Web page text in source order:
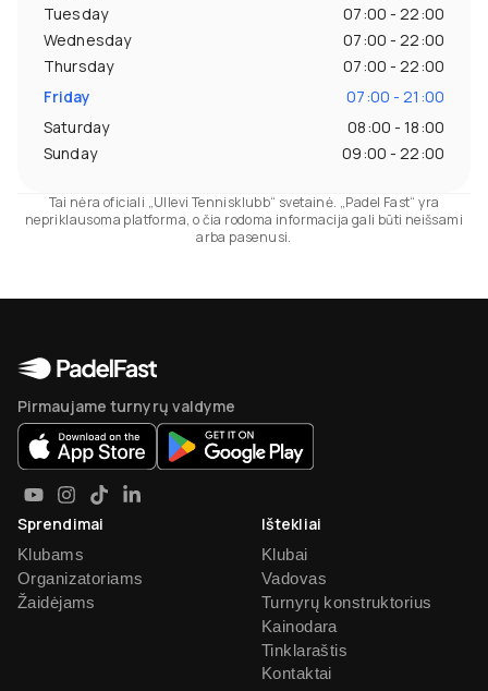
Tuesday
07:00 - 22:00
Wednesday
07:00 - 22:00
Thursday
07:00 - 22:00
Friday
07:00 - 21:00
Saturday
08:00 - 18:00
Sunday
09:00 - 22:00
Tai nėra oficiali „Ullevi Tennisklubb“ svetainė. „Padel Fast“ yra
nepriklausoma platforma, o čia rodoma informacija gali būti neišsami
arba pasenusi.
Pirmaujame turnyrų valdyme
Sprendimai
Klubams
Organizatoriams
Žaidėjams
Ištekliai
Klubai
Vadovas
Turnyrų konstruktorius
Kainodara
Tinklaraštis
Kontaktai